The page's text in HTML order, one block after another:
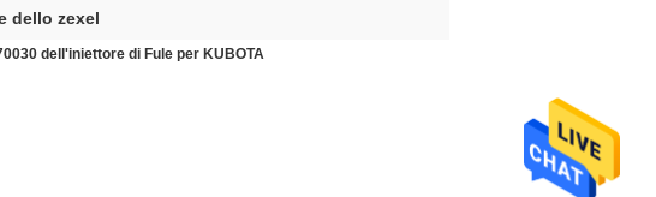
dello zexel
dell'iniettore di Fule per KUBOTA